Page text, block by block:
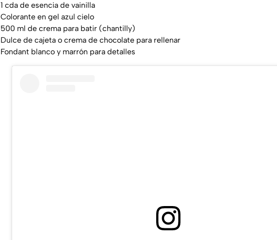
1 cda de esencia de vainilla
Colorante en gel azul cielo
500 ml de crema para batir (chantilly)
Dulce de cajeta o crema de chocolate para rellenar
Fondant blanco y marrón para detalles